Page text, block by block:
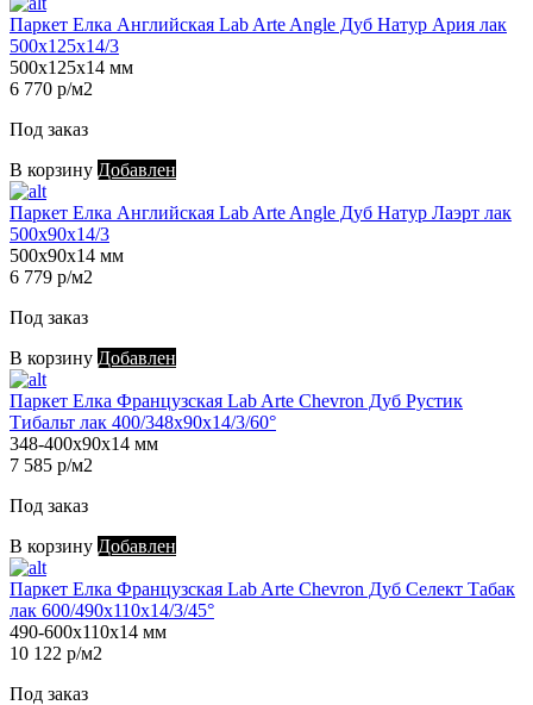
Паркет Елка Английская Lab Arte Angle Дуб Натур Ария лак
500х125х14/3
500х125х14 мм
6 770 р/м2
Под заказ
В корзину Добавлен
Паркет Елка Английская Lab Arte Angle Дуб Натур Лаэрт лак
500х90х14/3
500х90х14 мм
6 779 р/м2
Под заказ
В корзину Добавлен
Паркет Елка Французская Lab Arte Chevron Дуб Рустик
Тибальт лак 400/348х90х14/3/60°
348-400х90х14 мм
7 585 р/м2
Под заказ
В корзину Добавлен
Паркет Елка Французская Lab Arte Chevron Дуб Селект Табак
лак 600/490х110х14/3/45°
490-600х110х14 мм
10 122 р/м2
Под заказ